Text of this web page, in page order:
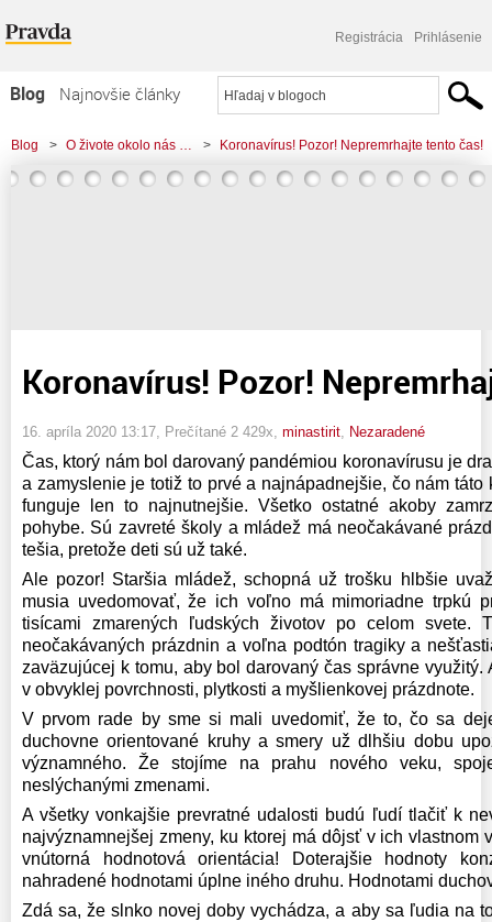
Registrácia Prihlásenie
Blog
Najnovšie články
Najčítanejšie články
Najkomentovanejšie články
Blog > O živote okolo nás … > Koronavírus! Pozor! Nepremrhajte tento čas!
Koronavírus! Pozor!
16. apríla 2020 13:17 , Prečítané 2 429x, minastirit Nezaradené
Čas, ktorý nám bol darovaný pandémiou koronavírusu je
a zamyslenie je totiž to prvé a najnápadnejšie, čo nám
funguje len to najnutnejšie. Všetko ostatné akoby
pohybe. Sú zavreté školy a mládež má neočakávané
tešia, pretože deti sú už také.
Ale pozor! Staršia mládež, schopná už trošku hlbšie
musia uvedomovať, že ich voľno má mimoriadne trpkú
tisícami zmarených ľudských životov po celom svete.
neočakávaných prázdnin a voľna podtón tragiky a
zaväzujúcej k tomu, aby bol darovaný čas správne využitý.
v obvyklej povrchnosti, plytkosti a myšlienkovej prázdnote.
V prvom rade by sme si mali uvedomiť, že to, čo sa
duchovne orientované kruhy a smery už dlhšiu dobu
významného. Že stojíme na prahu nového veku,
neslýchanými zmenami.
A všetky vonkajšie prevratné udalosti budú ľudí tlačiť k
najvýznamnejšej zmeny, ku ktorej má dôjsť v ich vlastnom
vnútorná hodnotová orientácia! Doterajšie hodnoty
nahradené hodnotami úplne iného druhu. Hodnotami
Zdá sa, že slnko novej doby vychádza, a aby sa ľudia na